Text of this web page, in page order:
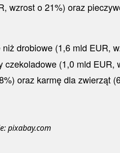
wzrost o 21%) oraz
drobiowe (1,6 mld EUR,
(1,0 mld
oraz karmę dla zwierząt
pixabay.com